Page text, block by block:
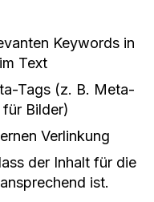
Keywords in
Text
Tags (z. B. Meta-
Bilder)
Verlinkung
der Inhalt für die
ist.